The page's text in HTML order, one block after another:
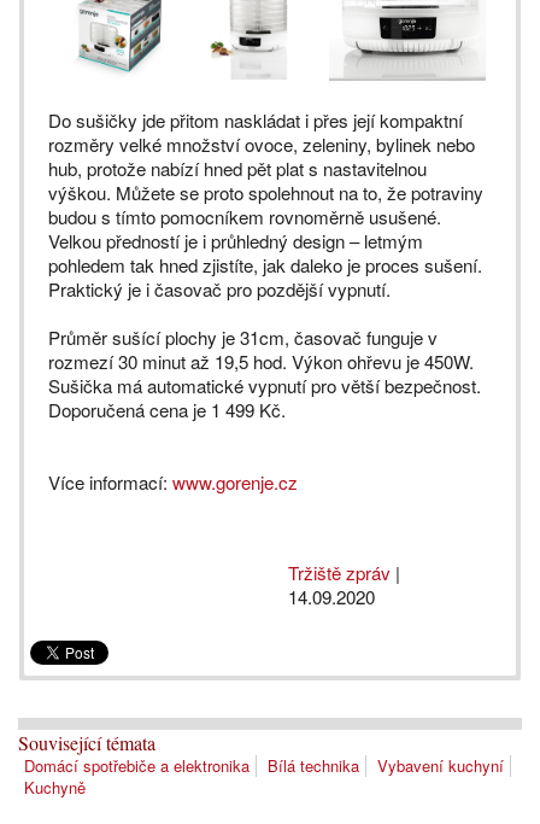
Do sušičky jde přitom naskládat i přes její kompaktní
rozměry velké množství ovoce, zeleniny, bylinek nebo
hub, protože nabízí hned pět plat s nastavitelnou
výškou. Můžete se proto spolehnout na to, že potraviny
budou s tímto pomocníkem rovnoměrně usušené.
Velkou předností je i průhledný design – letmým
pohledem tak hned zjistíte, jak daleko je proces sušení.
Praktický je i časovač pro pozdější vypnutí.
Průměr sušící plochy je 31cm, časovač funguje v
rozmezí 30 minut až 19,5 hod. Výkon ohřevu je 450W.
Sušička má automatické vypnutí pro větší bezpečnost.
Doporučená cena je 1 499 Kč.
Více informací: www.gorenje.cz
Tržiště zpráv |
14.09.2020
Související témata
Domácí spotřebiče a elektronika Bílá technika
Vybavení kuchyní
Kuchyně